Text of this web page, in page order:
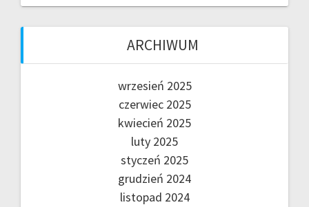
ARCHIWUM
wrzesień 2025
czerwiec 2025
kwiecień 2025
luty 2025
styczeń 2025
grudzień 2024
listopad 2024